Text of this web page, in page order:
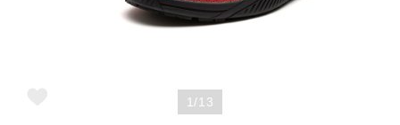
1/13